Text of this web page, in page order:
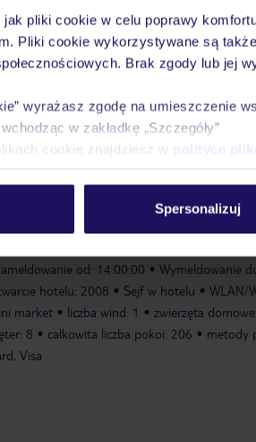
pliki cookie w celu poprawy
Pliki cookie wykorzystywane są
Brak zgody lub jej
wyrażasz zgodę na umieszczenie
w zakładkę „Szczegóły”
cookie znajdziesz w polityce
Spersonalizuj
w wysokości ok. 4 EUR za dzień pobytu
hotelowej.
kort tenisowy wanna
od: 14:00:00 Wymeldowanie
hotelu: 2008 Sejf w hotelu WLAN/
market liczba wind: 1 zwierzęta
8 całkowita liczba pokoi: 206
metody
Visa